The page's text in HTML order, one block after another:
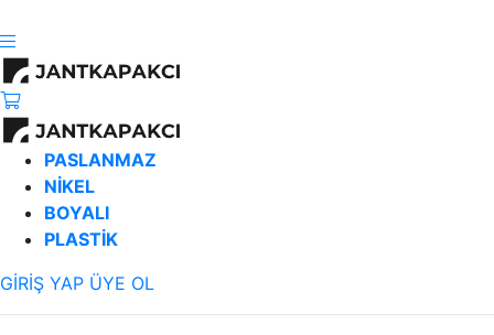
PASLANMAZ
NİKEL
BOYALI
PLASTİK
GİRİŞ YAP ÜYE OL